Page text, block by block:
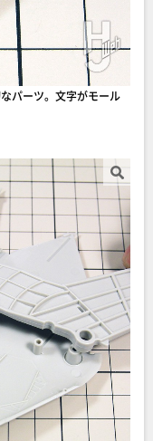
パーツ。文字がモール